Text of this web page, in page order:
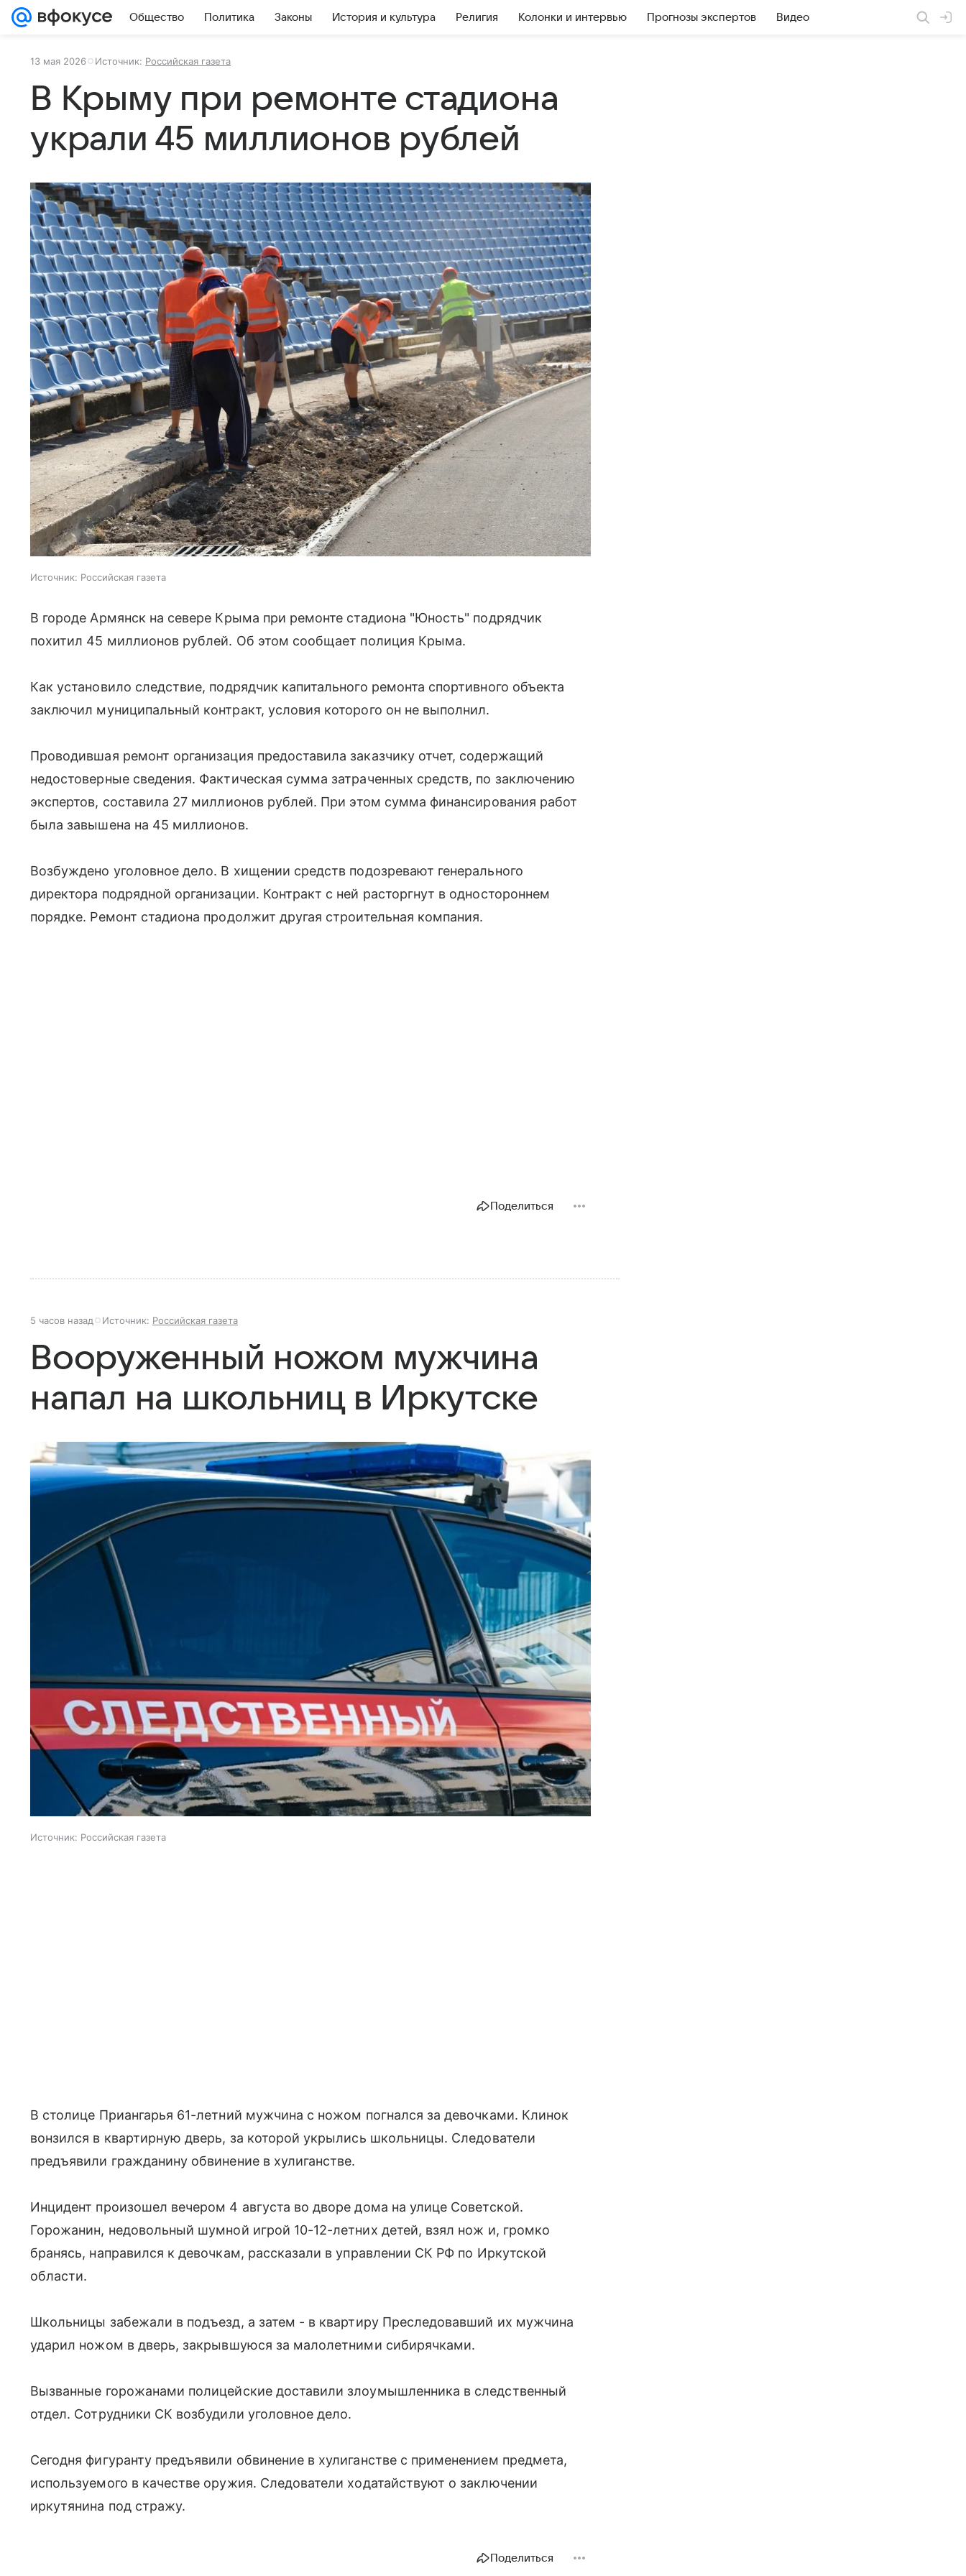
Общество Политика Законы История и культура Религия Колонки и интервью Прогнозы экспертов Видео
13 мая 2026 Источник: Российская газета
В Крыму при ремонте стадиона
украли 45 миллионов рублей
Источник: Российская газета
В городе Армянск на севере Крыма при ремонте стадиона "Юность" подрядчик
похитил 45 миллионов рублей. Об этом сообщает полиция Крыма.
Как установило следствие, подрядчик капитального ремонта спортивного объекта
заключил муниципальный контракт, условия которого он не выполнил.
Проводившая ремонт организация предоставила заказчику отчет, содержащий
недостоверные сведения. Фактическая сумма затраченных средств, по заключению
экспертов, составила 27 миллионов рублей. При этом сумма финансирования работ
была завышена на 45 миллионов.
Возбуждено уголовное дело. В хищении средств подозревают генерального
директора подрядной организации. Контракт с ней расторгнут в одностороннем
порядке. Ремонт стадиона продолжит другая строительная компания.
Поделиться
5 часов назад Источник: Российская газета
Вооруженный ножом мужчина
напал на школьниц в Иркутске
Источник: Российская газета
В столице Приангарья 61-летний мужчина с ножом погнался за девочками. Клинок
вонзился в квартирную дверь, за которой укрылись школьницы. Следователи
предъявили гражданину обвинение в хулиганстве.
Инцидент произошел вечером 4 августа во дворе дома на улице Советской.
Горожанин, недовольный шумной игрой 10-12-летних детей, взял нож и, громко
бранясь, направился к девочкам, рассказали в управлении СК РФ по Иркутской
области.
Школьницы забежали в подъезд, а затем - в квартиру Преследовавший их мужчина
ударил ножом в дверь, закрывшуюся за малолетними сибирячками.
Вызванные горожанами полицейские доставили злоумышленника в следственный
отдел. Сотрудники СК возбудили уголовное дело.
Сегодня фигуранту предъявили обвинение в хулиганстве с применением предмета,
используемого в качестве оружия. Следователи ходатайствуют о заключении
иркутянина под стражу.
Поделиться